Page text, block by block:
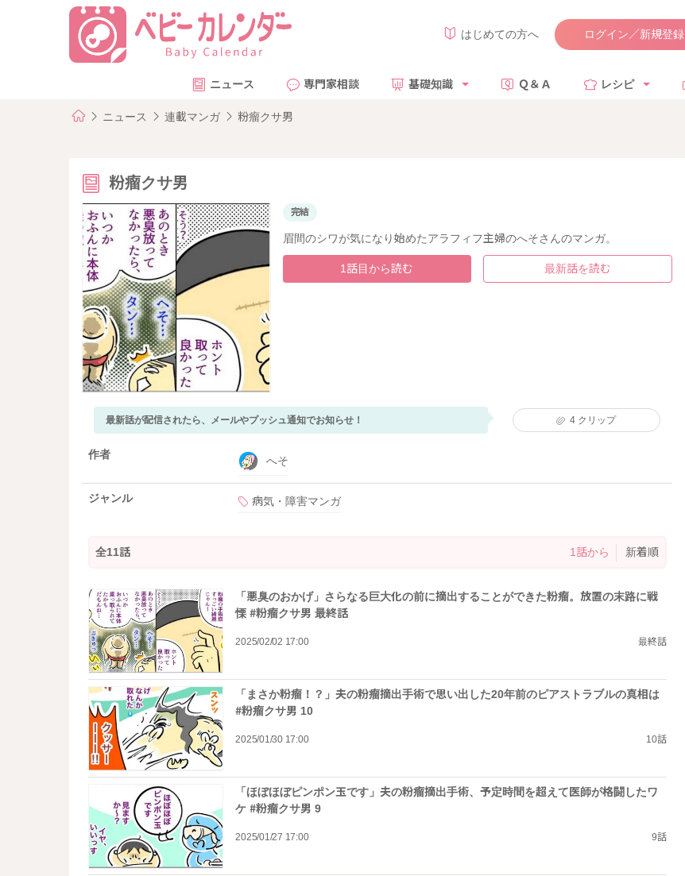
はじめての方へ ログイン／新規登録
ニュース 専門家相談 基礎知識 Ｑ＆Ａ レシピ
ニュース 連載マンガ 粉瘤クサ男
粉瘤クサ男
完結
眉間のシワが気になり始めたアラフィフ主婦のへそさんのマンガ。
1話目から読む 最新話を読む
最新話が配信されたら、メールやプッシュ通知でお知らせ！ 4 クリップ
作者 へそ
ジャンル 病気・障害マンガ
全11話 1話から 新着順
「悪臭のおかげ」さらなる巨大化の前に摘出することができた粉瘤。放置の末路に戦
慄 #粉瘤クサ男 最終話
2025/02/02 17:00 最終話
「まさか粉瘤！？」夫の粉瘤摘出手術で思い出した20年前のピアストラブルの真相は
#粉瘤クサ男 10
2025/01/30 17:00 10話
「ほぼほぼピンポン玉です」夫の粉瘤摘出手術、予定時間を超えて医師が格闘したワ
ケ #粉瘤クサ男 9
2025/01/27 17:00 9話